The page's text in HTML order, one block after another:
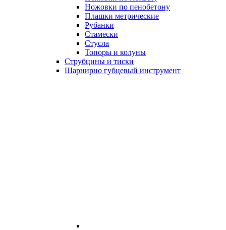
Ножовки по пенобетону
Плашки метрические
Рубанки
Стамески
Стусла
Топоры и колуны
Струбцины и тиски
Шарнирно губцевый инструмент